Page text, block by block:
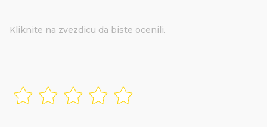
Kliknite na zvezdicu da biste ocenili.